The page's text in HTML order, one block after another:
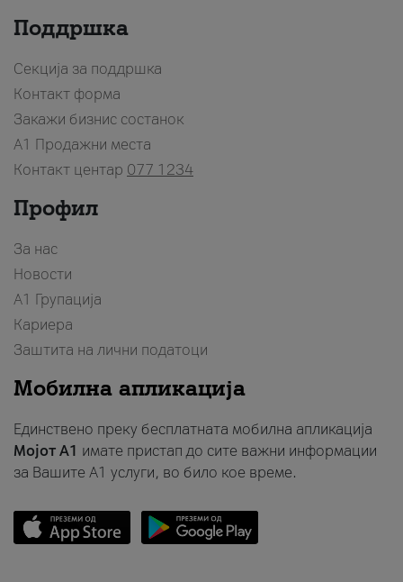
Поддршка
Секција за поддршка
Контакт форма
Закажи бизнис состанок
A1 Продажни места
Контакт центар 077 1234
Профил
За нас
Новости
А1 Групација
Кариера
Заштита на лични податоци
Мобилна апликација
Единствено преку бесплатната мобилна апликација
Мојот A1 имате пристап до сите важни информации
за Вашите A1 услуги, во било кое време.